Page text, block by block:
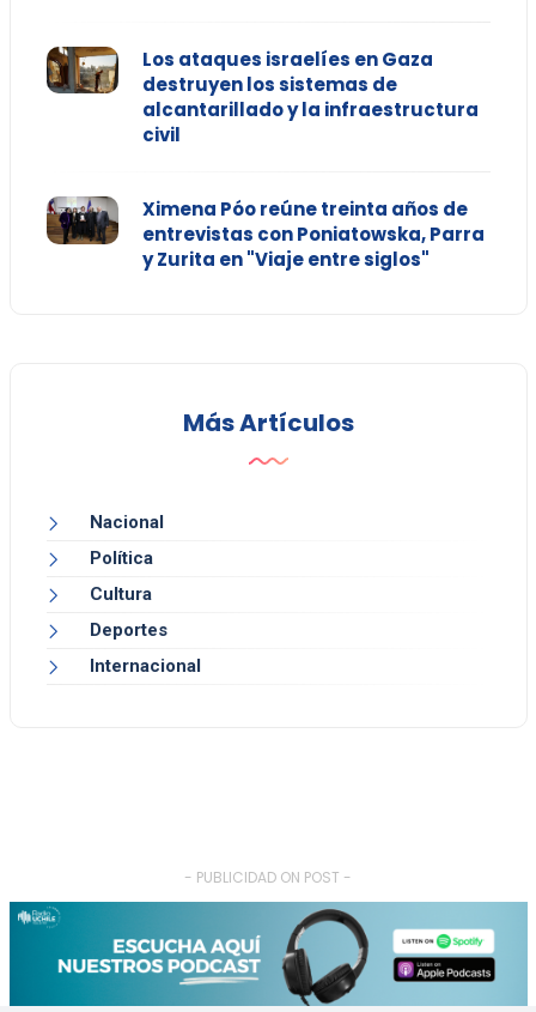
Los ataques israelíes en Gaza
destruyen los sistemas de
alcantarillado y la infraestructura
civil
Ximena Póo reúne treinta años de
entrevistas con Poniatowska, Parra
y Zurita en "Viaje entre siglos"
Más Artículos
Nacional
Política
Cultura
Deportes
Internacional
- PUBLICIDAD ON POST -